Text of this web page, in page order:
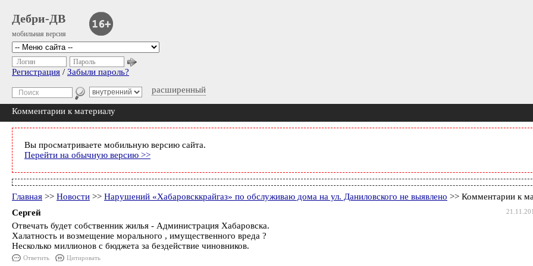
Дебри-ДВ
мобильная версия
расширенный
Логин Пароль
Регистрация / Забыли пароль?
Комментарии к материалу
Вы просматриваете мобильную версию сайта.
Перейти на обычную версию >>
Главная >> Новости >> Нарушений «Хабаровсккрайгаз» по обслуживаю дома на ул. Даниловского не выявлено >> Комментарии к
Сергей
Отвечать будет собственник жилья - Администрация Хабаровска.
Халатность и возмещение морального , имущественного вреда ?
Несколько миллионов с бюджета за бездействие чиновников.
Ответить Цитировать